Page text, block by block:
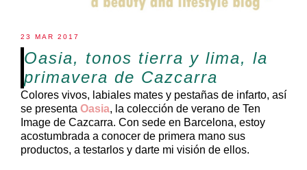
23 MAR 2017
Oasia, tonos tierra y lima, la
primavera de Cazcarra
Colores vivos, labiales mates y pestañas de infarto, así
se presenta Oasia, la colección de verano de Ten
Image de Cazcarra. Con sede en Barcelona, estoy
acostumbrada a conocer de primera mano sus
productos, a testarlos y darte mi visión de ellos.